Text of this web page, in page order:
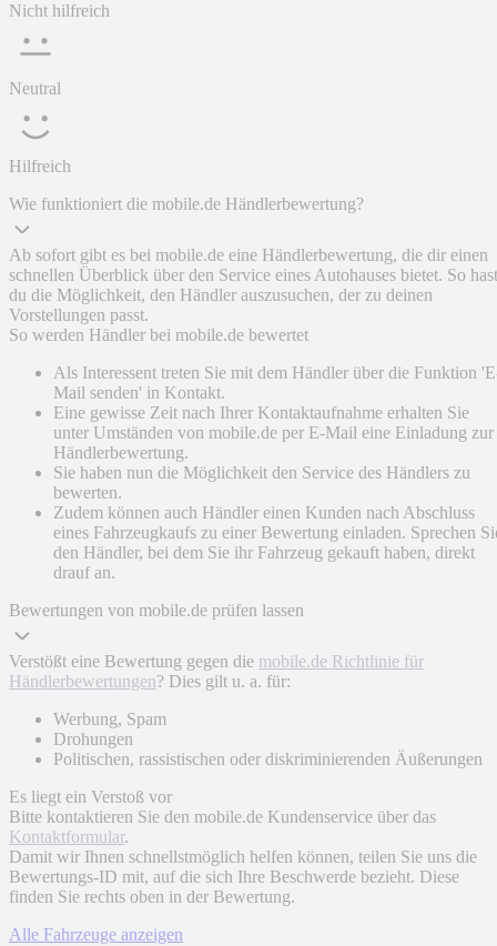
Nicht hilfreich
Neutral
Hilfreich
Wie funktioniert die mobile.de Händlerbewertung?
Ab sofort gibt es bei mobile.de eine Händlerbewertung, die dir einen
schnellen Überblick über den Service eines Autohauses bietet. So hast
du die Möglichkeit, den Händler auszusuchen, der zu deinen
Vorstellungen passt.
So werden Händler bei mobile.de bewertet
Als Interessent treten Sie mit dem Händler über die Funktion
Mail senden' in Kontakt.
Eine gewisse Zeit nach Ihrer Kontaktaufnahme erhalten Sie
unter Umständen von mobile.de per E-Mail eine Einladung zur
Händlerbewertung.
Sie haben nun die Möglichkeit den Service des Händlers zu
bewerten.
Zudem können auch Händler einen Kunden nach Abschluss
eines Fahrzeugkaufs zu einer Bewertung einladen. Sprechen
den Händler, bei dem Sie ihr Fahrzeug gekauft haben, direkt
drauf an.
Bewertungen von mobile.de prüfen lassen
Verstößt eine Bewertung gegen die mobile.de Richtlinie für
Händlerbewertungen? Dies gilt u. a. für:
Werbung, Spam
Drohungen
Politischen, rassistischen oder diskriminierenden Äußerungen
Es liegt ein Verstoß vor
Bitte kontaktieren Sie den mobile.de Kundenservice über das
Kontaktformular.
Damit wir Ihnen schnellstmöglich helfen können, teilen Sie uns die
Bewertungs-ID mit, auf die sich Ihre Beschwerde bezieht. Diese
finden Sie rechts oben in der Bewertung.
Alle Fahrzeuge anzeigen